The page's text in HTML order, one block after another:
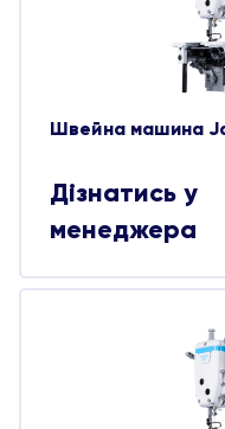
Швейна машина
Дізнатись у
менеджера